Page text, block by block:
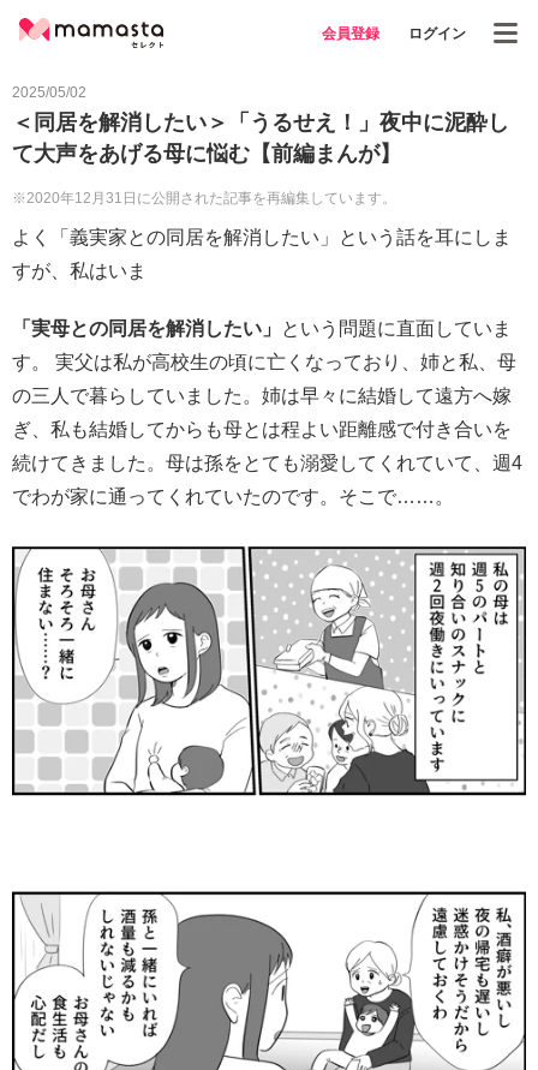
会員登録 ログイン
2025/05/02
＜同居を解消したい＞「うるせえ！」夜中に泥酔し
て大声をあげる母に悩む【前編まんが】
※2020年12月31日に公開された記事を再編集しています。
よく「義実家との同居を解消したい」という話を耳にしま
すが、私はいま
「実母との同居を解消したい」
という問題に直面していま
す。 実父は私が高校生の頃に亡くなっており、姉と私、母
の三人で暮らしていました。姉は早々に結婚して遠方へ嫁
ぎ、私も結婚してからも母とは程よい距離感で付き合いを
続けてきました。母は孫をとても溺愛してくれていて、週4
でわが家に通ってくれていたのです。そこで……。